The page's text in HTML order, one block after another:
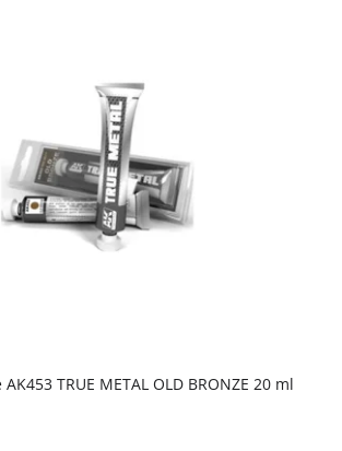
TRUE METAL OLD BRONZE 20 ml